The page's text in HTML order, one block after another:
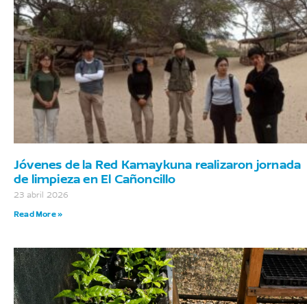
Jóvenes de la Red Kamaykuna realizaron jornada
de limpieza en El Cañoncillo
23 abril 2026
Read More »